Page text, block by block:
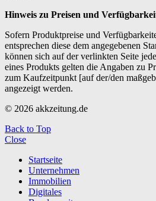
Hinweis zu Preisen und
Sofern Produktpreise und
entsprechen diese dem angegebenen
können sich auf der verlinkten Seite
eines Produkts gelten die Angaben zu
zum Kaufzeitpunkt [auf der/den
angezeigt werden.
© 2026 akkzeitung.de
Back to Top
Close
Startseite
Unternehmen
Immobilien
Digitales